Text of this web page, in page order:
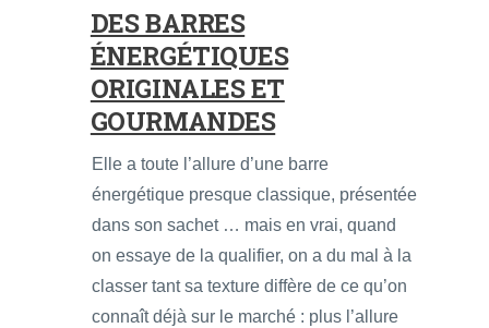
DES BARRES
ÉNERGÉTIQUES
ORIGINALES ET
GOURMANDES
Elle a toute l’allure d’une barre
énergétique presque classique, présentée
dans son sachet … mais en vrai, quand
on essaye de la qualifier, on a du mal à la
classer tant sa texture diffère de ce qu’on
connaît déjà sur le marché : plus l’allure